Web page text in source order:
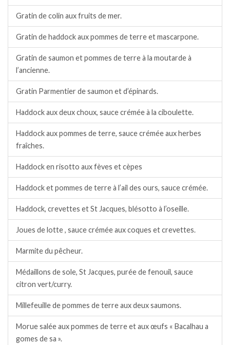
Gratin de colin aux fruits de mer.
Gratin de haddock aux pommes de terre et mascarpone.
Gratin de saumon et pommes de terre à la moutarde à
l’ancienne.
Gratin Parmentier de saumon et d’épinards.
Haddock aux deux choux, sauce crémée à la ciboulette.
Haddock aux pommes de terre, sauce crémée aux herbes
fraîches.
Haddock en risotto aux fèves et cèpes
Haddock et pommes de terre à l’ail des ours, sauce crémée.
Haddock, crevettes et St Jacques, blésotto à l’oseille.
Joues de lotte , sauce crémée aux coques et crevettes.
Marmite du pêcheur.
Médaillons de sole, St Jacques, purée de fenouil, sauce
citron vert/curry.
Millefeuille de pommes de terre aux deux saumons.
Morue salée aux pommes de terre et aux œufs « Bacalhau a
gomes de sa ».